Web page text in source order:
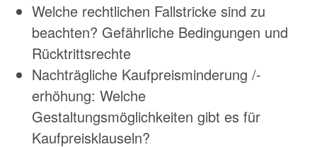
Welche rechtlichen Fallstricke sind zu
beachten? Gefährliche Bedingungen und
Rücktrittsrechte
Nachträgliche Kaufpreisminderung /-
erhöhung: Welche
Gestaltungsmöglichkeiten gibt es für
Kaufpreisklauseln?